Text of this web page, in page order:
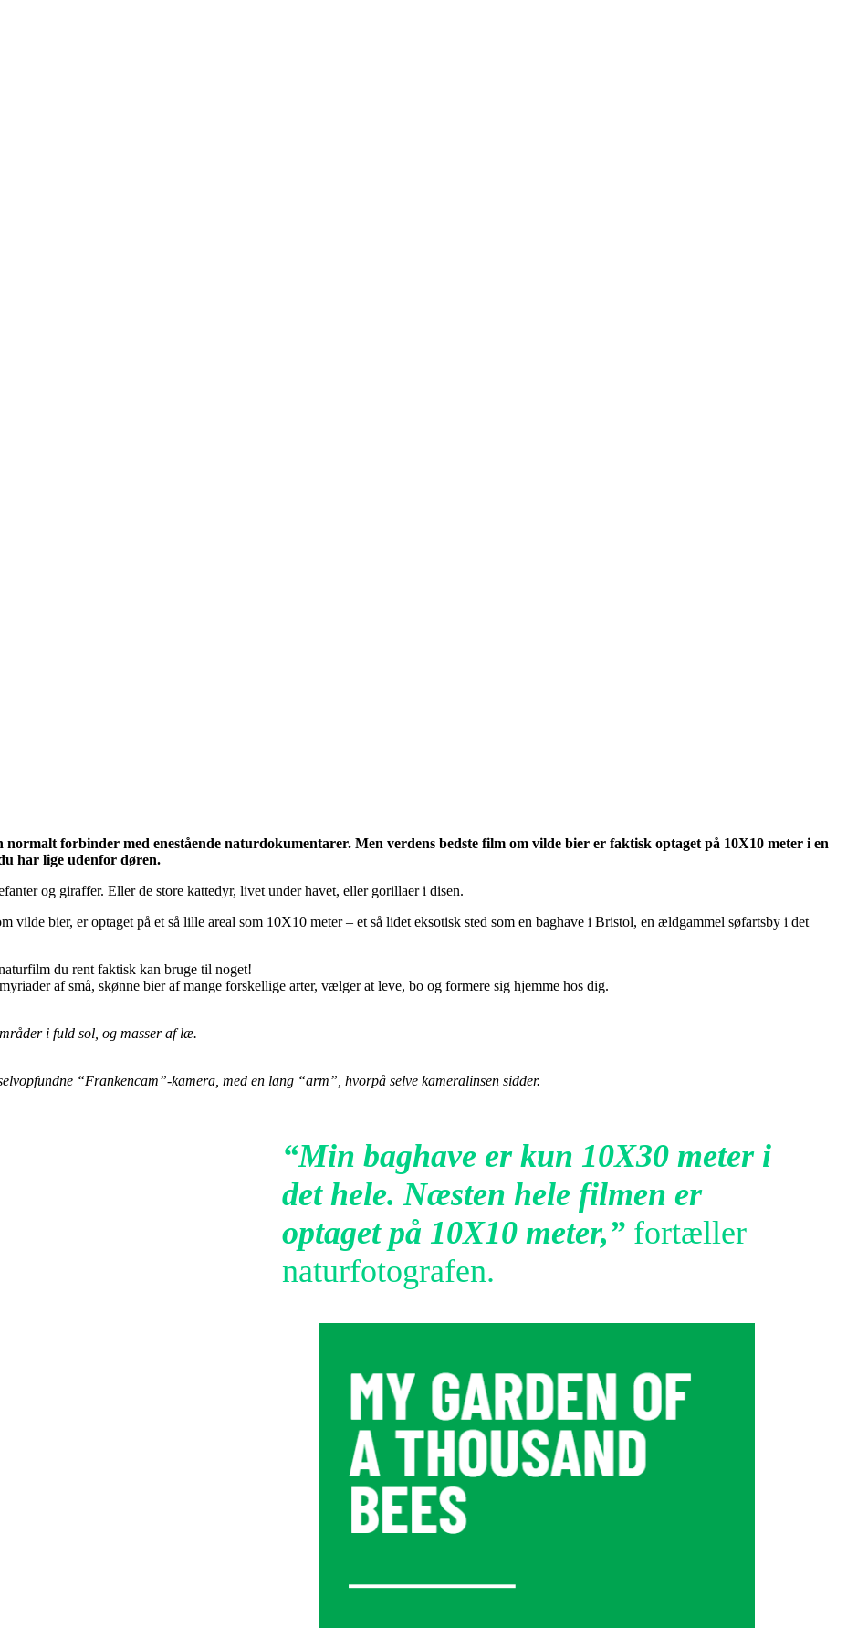
forbinder med enestående naturdokumentarer. Men verdens bedste film om vilde bier er faktisk optaget på 10X10 meter i en
har lige udenfor døren.
og giraffer. Eller de store kattedyr, livet under havet, eller gorillaer i disen.
vilde bier, er optaget på et så lille areal som 10X10 meter – et så lidet eksotisk sted som en baghave i Bristol, en ældgammel søfartsby i det
du rent faktisk kan bruge til noget!
af små, skønne bier af mange forskellige arter, vælger at leve, bo og formere sig hjemme hos dig.
i fuld sol, og masser af læ.
“Frankencam”-kamera, med en lang “arm”, hvorpå selve kameralinsen sidder.
“Min baghave er kun 10X30 meter i
det hele. Næsten hele filmen er
optaget på 10X10 meter,” fortæller
naturfotografen.